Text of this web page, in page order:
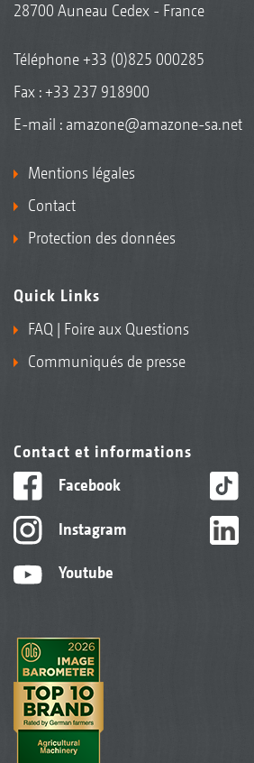
28700 Auneau Cedex - France
Téléphone+33 (0)825 000285
Fax : +33 237 918900
E-mail : amazone@amazone-sa.net
Mentions légales
Contact
Protection des données
Quick Links
FAQ | Foire aux Questions
Communiqués de presse
Contact et informations
Facebook
Instagram
Youtube